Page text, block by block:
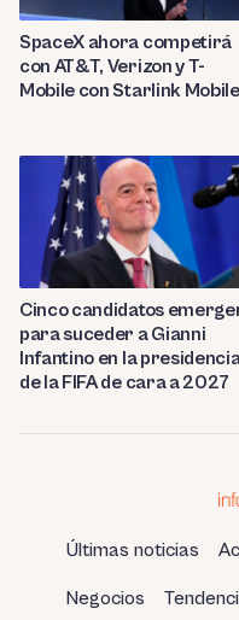
SpaceX ahora competirá
con AT&T, Verizon y T-
Mobile con Starlink Mobile
Cinco candidatos
para suceder a Gianni
Infantino en la
de la FIFA de cara a 2027
Últimas noticias
Negocios